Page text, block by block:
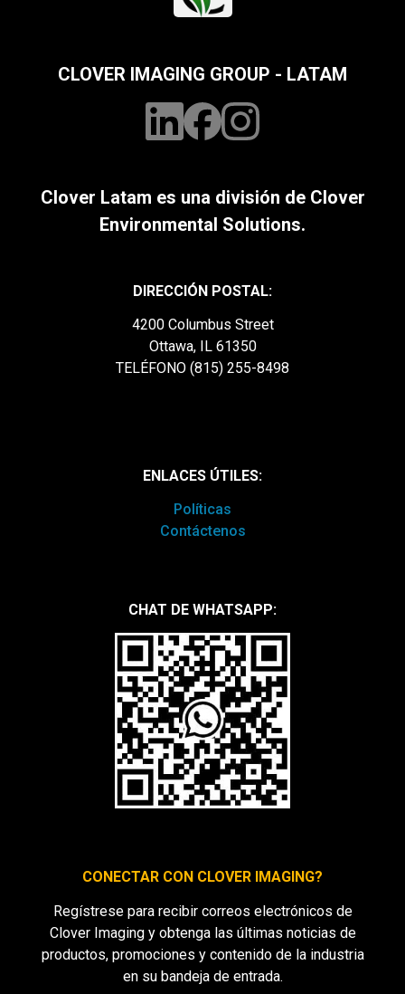
CLOVER IMAGING GROUP - LATAM
Clover Latam es una división de Clover
Environmental Solutions.
DIRECCIÓN POSTAL:
4200 Columbus Street
Ottawa, IL 61350
TELÉFONO (815) 255-8498
ENLACES ÚTILES:
Políticas
Contáctenos
CHAT DE WHATSAPP:
CONECTAR CON CLOVER IMAGING?
Regístrese para recibir correos electrónicos de
Clover Imaging y obtenga las últimas noticias de
productos, promociones y contenido de la industria
en su bandeja de entrada.